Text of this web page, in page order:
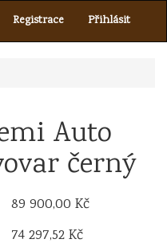
Registrace Přihlásit
Auto
černý
89 900,00 Kč
74 297,52 Kč